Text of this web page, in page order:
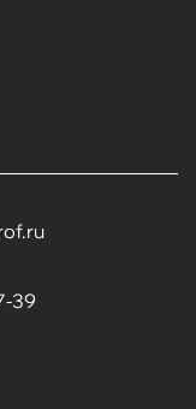
39